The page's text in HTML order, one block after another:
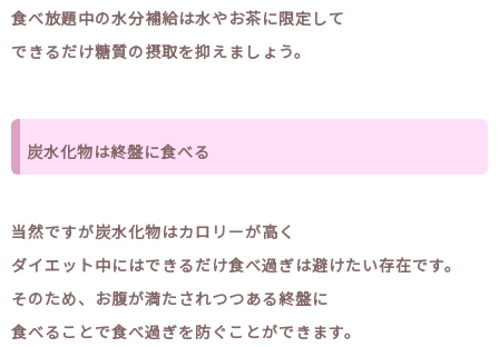
食べ放題中の水分補給は水やお茶に限定して
できるだけ糖質の摂取を抑えましょう。
炭水化物は終盤に食べる
当然ですが炭水化物はカロリーが高く
ダイエット中にはできるだけ食べ過ぎは避けたい存在です。
そのため、お腹が満たされつつある終盤に
食べることで食べ過ぎを防ぐことができます。